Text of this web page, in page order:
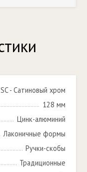
SC - Сатиновый хром
128 мм
Цинк-алюминий
Лаконичные формы
Ручки-скобы
Традиционные